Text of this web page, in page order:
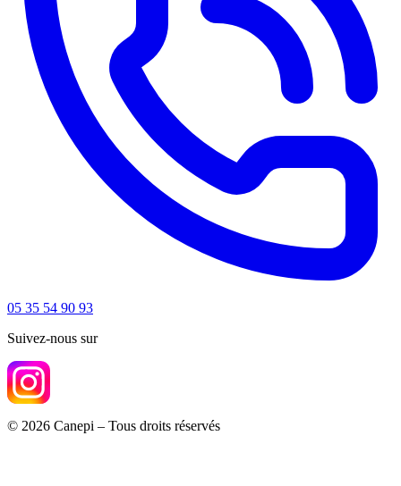
05 35 54 90 93
Suivez-nous sur
© 2026 Canepi – Tous droits réservés